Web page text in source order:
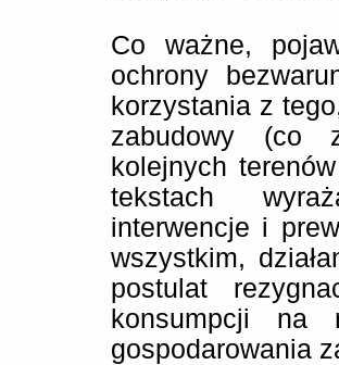
Co ważne,
ochrony
korzystania z
zabudowy (co
kolejnych
tekstach
interwencje i
wszystkim,
postulat
konsumpcji na
gospodarowania